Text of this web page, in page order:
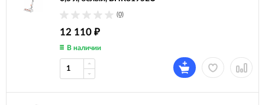
(0)
12 110 ₽
В наличии